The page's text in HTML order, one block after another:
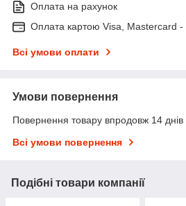
Оплата на рахунок
Оплата картою Visa, Mastercard -
Всі умови оплати
Умови повернення
Повернення товару впродовж 14 днів
Всі умови повернення
Подібні товари компанії